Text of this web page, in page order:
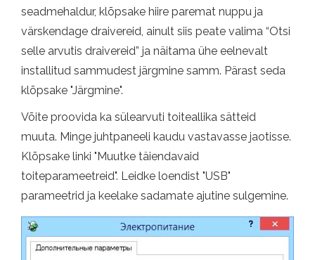
seadmehaldur, klõpsake hiire paremat nuppu ja
värskendage draivereid, ainult siis peate valima “Otsi
selle arvutis draivereid” ja näitama ühe eelnevalt
installitud sammudest järgmine samm. Pärast seda
klõpsake "Järgmine".
Võite proovida ka sülearvuti toiteallika sätteid
muuta. Minge juhtpaneeli kaudu vastavasse jaotisse.
Klõpsake linki "Muutke täiendavaid
toiteparameetreid". Leidke loendist "USB"
parameetrid ja keelake sadamate ajutine sulgemine.